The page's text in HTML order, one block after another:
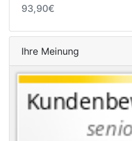
93,90€
Ihre Meinung